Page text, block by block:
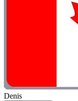
Denis